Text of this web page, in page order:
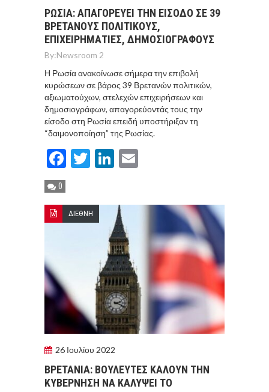
ΡΩΣΙΑ: ΑΠΑΓΟΡΕΥΕΙ ΤΗΝ ΕΙΣΟΔΟ ΣΕ 39
ΒΡΕΤΑΝΟΥΣ ΠΟΛΙΤΙΚΟΥΣ,
ΕΠΙΧΕΙΡΗΜΑΤΙΕΣ, ΔΗΜΟΣΙΟΓΡΑΦΟΥΣ
By:Newsroom 2
Η Ρωσία ανακοίνωσε σήμερα την επιβολή
κυρώσεων σε βάρος 39 Βρετανών πολιτικών,
αξιωματούχων, στελεχών επιχειρήσεων και
δημοσιογράφων, απαγορεύοντάς τους την
είσοδο στη Ρωσία επειδή υποστήριξαν τη
“δαιμονοποίηση” της Ρωσίας.
Facebook
TwitterLinkedIn
0
ΔΙΕΘΝΗ
26 Ιουλίου 2022
ΒΡΕΤΑΝΙΑ: ΒΟΥΛΕΥΤΕΣ ΚΑΛΟΥΝ ΤΗΝ
ΚΥΒΕΡΝΗΣΗ ΝΑ ΚΑΛΥΨΕΙ ΤΟ